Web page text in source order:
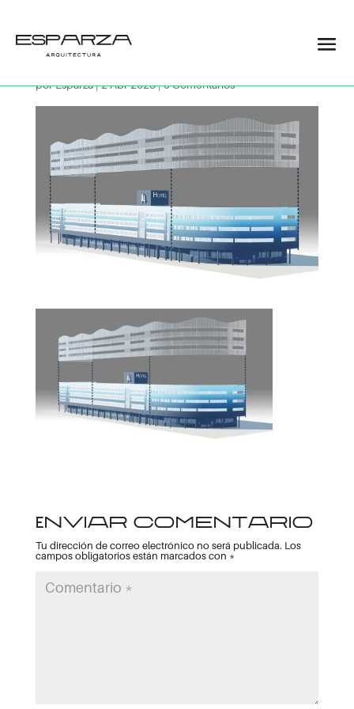
04
porEsparza|2 Abr 2023|0 Comentarios
Enviar comentario
Tu dirección de correo electrónico no será publicada. Los
campos obligatorios están marcados con *